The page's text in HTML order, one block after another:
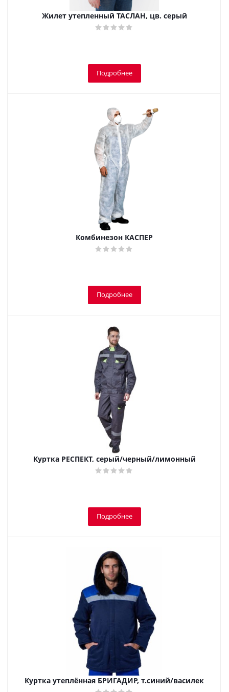
Жилет утепленный ТАСЛАН, цв. серый
Подробнее
Комбинезон КАСПЕР
Подробнее
Куртка РЕСПЕКТ, серый/черный/лимонный
Подробнее
Куртка утеплённая БРИГАДИР, т.синий/василек